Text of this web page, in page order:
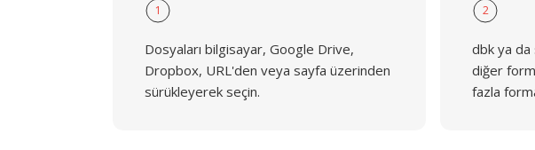
1
Dosyaları bilgisayar, Google Drive,
Dropbox, URL'den veya sayfa üzerinden
sürükleyerek seçin.
2
dbk ya da
diğer
fazla